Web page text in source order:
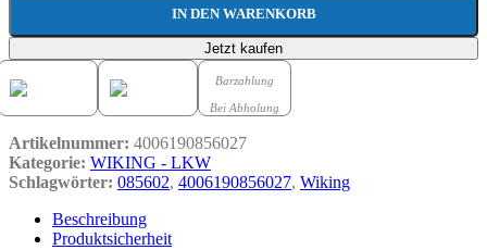
IN DEN WARENKORB
Jetzt kaufen
Barzahlung
Bei Abholung
Artikelnummer: 4006190856027
Kategorie: WIKING - LKW
Schlagwörter: 085602, 4006190856027, Wiking
Beschreibung
Produktsicherheit